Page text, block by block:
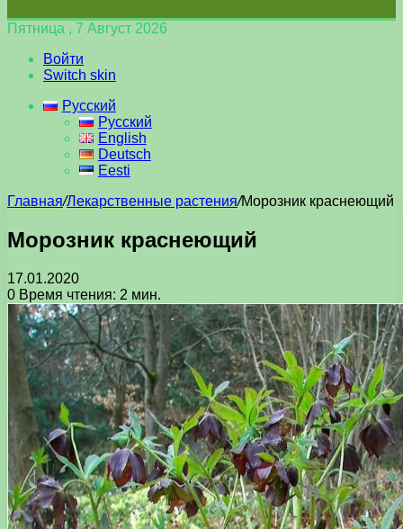
Пятница , 7 Август 2026
Войти
Switch skin
Русский
Русский
English
Deutsch
Eesti
Главная/Лекарственные растения/Морозник краснеющий
Морозник краснеющий
17.01.2020
0 Время чтения: 2 мин.